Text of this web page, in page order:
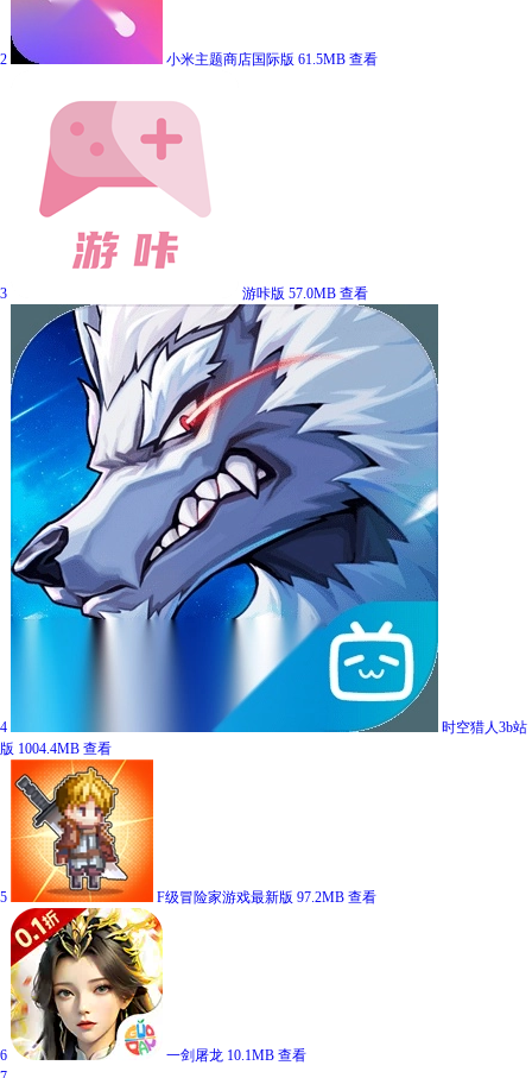
2 小米主题商店国际版 61.5MB 查看
3 游咔版 57.0MB 查看
4
时空猎人3b站
版 1004.4MB 查看
5 F级冒险家游戏最新版 97.2MB 查看
6 一剑屠龙 10.1MB 查看